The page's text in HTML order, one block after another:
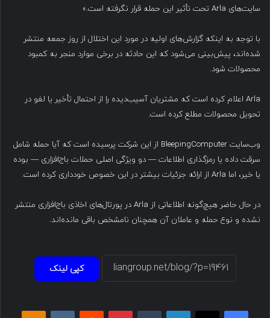
سایت‌های Arla تحت تأثیر این حمله قرار نگرفته است.»
با توجه به اینکه گزارش‌های اولیه در مورد این اختلال از روز جمعه منتشر
شده‌اند، پیش‌بینی می‌شود که این حادثه در برخی موارد منجر به کمبود
محصولات شود.
Arla اعلام کرده است که مشتریان آسیب‌دیده را از احتمال تأخیر یا لغو در
تحویل محصولات مطلع کرده است.
وب‌سایت BleepingComputer از این شرکت پرسیده است که آیا حمله شامل
سرقت داده یا رمزگذاری اطلاعات — دو ویژگی اصلی حملات باج‌افزاری — بوده
یا خیر، اما Arla از ارائه جزئیات بیشتر در این خصوص خودداری کرده است.
در حال حاضر هیچ‌گونه اطلاعاتی از Arla در پورتال‌های اخاذی باج‌افزاری منتشر
نشده و نوع حمله و عاملان آن همچنان نامشخص باقی مانده‌اند.
کپی لینک
فیسبوک ایکس لینکداین پینتریست